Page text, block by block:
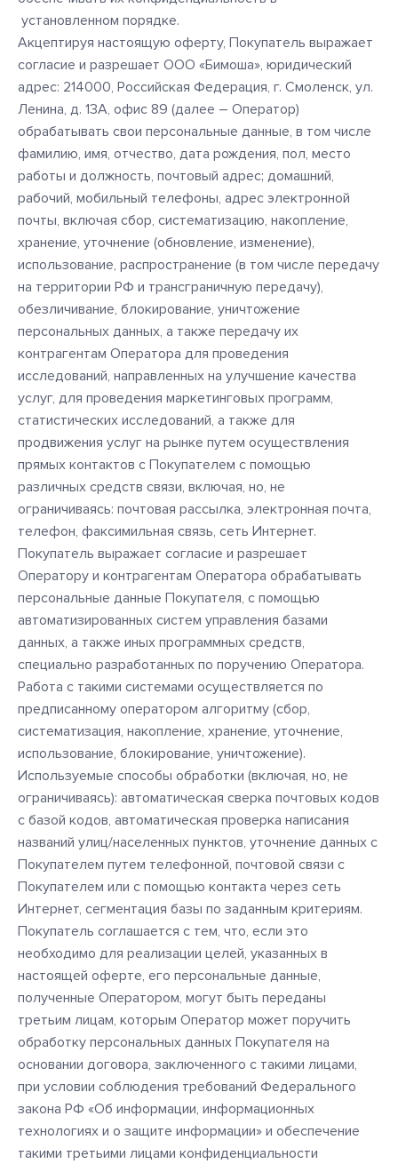
установленном порядке.
Акцептируя настоящую оферту, Покупатель выражает
согласие и разрешает ООО «Бимоша», юридический
адрес: 214000, Российская Федерация, г. Смоленск, ул.
Ленина, д. 13А, офис 89 (далее – Оператор)
обрабатывать свои персональные данные, в том числе
фамилию, имя, отчество, дата рождения, пол, место
работы и должность, почтовый адрес; домашний,
рабочий, мобильный телефоны, адрес электронной
почты, включая сбор, систематизацию, накопление,
хранение, уточнение (обновление, изменение),
использование, распространение (в том числе передачу
на территории РФ и трансграничную передачу),
обезличивание, блокирование, уничтожение
персональных данных, а также передачу их
контрагентам Оператора для проведения
исследований, направленных на улучшение качества
услуг, для проведения маркетинговых программ,
статистических исследований, а также для
продвижения услуг на рынке путем осуществления
прямых контактов с Покупателем с помощью
различных средств связи, включая, но, не
ограничиваясь: почтовая рассылка, электронная почта,
телефон, факсимильная связь, сеть Интернет.
Покупатель выражает согласие и разрешает
Оператору и контрагентам Оператора обрабатывать
персональные данные Покупателя, с помощью
автоматизированных систем управления базами
данных, а также иных программных средств,
специально разработанных по поручению Оператора.
Работа с такими системами осуществляется по
предписанному оператором алгоритму (сбор,
систематизация, накопление, хранение, уточнение,
использование, блокирование, уничтожение).
Используемые способы обработки (включая, но, не
ограничиваясь): автоматическая сверка почтовых кодов
с базой кодов, автоматическая проверка написания
названий улиц/населенных пунктов, уточнение данных с
Покупателем путем телефонной, почтовой связи с
Покупателем или с помощью контакта через сеть
Интернет, сегментация базы по заданным критериям.
Покупатель соглашается с тем, что, если это
необходимо для реализации целей, указанных в
настоящей оферте, его персональные данные,
полученные Оператором, могут быть переданы
третьим лицам, которым Оператор может поручить
обработку персональных данных Покупателя на
основании договора, заключенного с такими лицами,
при условии соблюдения требований Федерального
закона РФ «Об информации, информационных
технологиях и о защите информации» и обеспечение
такими третьими лицами конфиденциальности